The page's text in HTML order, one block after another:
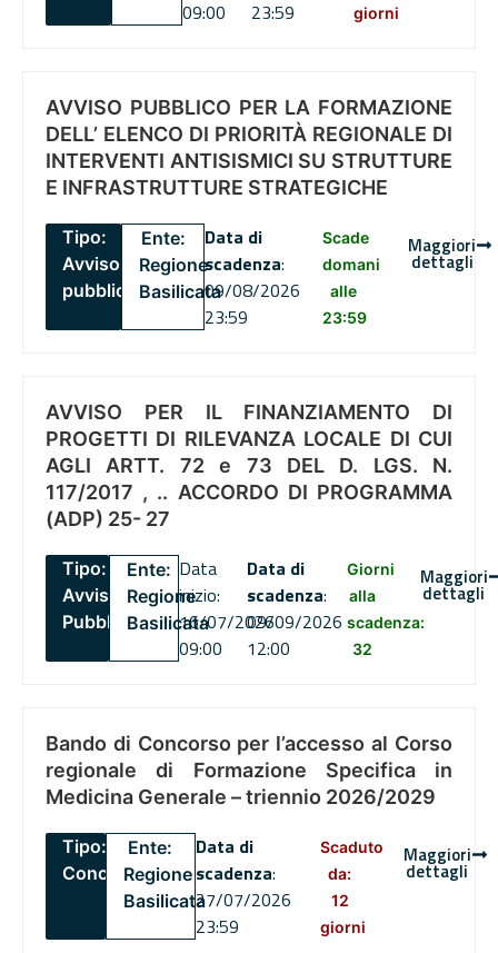
09:00 23:59 giorni
AVVISO PUBBLICO PER LA FORMAZIONE
DELL’ ELENCO DI PRIORITÀ REGIONALE DI
INTERVENTI ANTISISMICI SU STRUTTURE
E INFRASTRUTTURE STRATEGICHE
Tipo:
Avviso
pubblico
Ente:
Regione
Basilicata
Data di
scadenza:
09/08/2026
23:59
Scade
domani
alle
23:59
Maggiori
dettagli
AVVISO PER IL FINANZIAMENTO DI
PROGETTI DI RILEVANZA LOCALE DI CUI
AGLI ARTT. 72 e 73 DEL D. LGS. N.
117/2017 , .. ACCORDO DI PROGRAMMA
(ADP) 25- 27
Tipo:
Avviso
Pubblico
Ente:
Regione
Basilicata
Data
inizio:
16/07/2026
09:00
Data di
scadenza:
09/09/2026
12:00
Giorni
alla
scadenza:
32
Maggiori
dettagli
Bando di Concorso per l’accesso al Corso
regionale di Formazione Specifica in
Medicina Generale – triennio 2026/2029
Tipo:
Concorsi
Ente:
Regione
Basilicata
Data di
scadenza:
27/07/2026
23:59
Scaduto
da:
12
giorni
Maggiori
dettagli